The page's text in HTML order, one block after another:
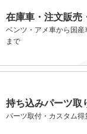
在庫車・注文販売
ベンツ・アメ車から国
まで
持ち込みパーツ取
パーツ取付・カスタム得